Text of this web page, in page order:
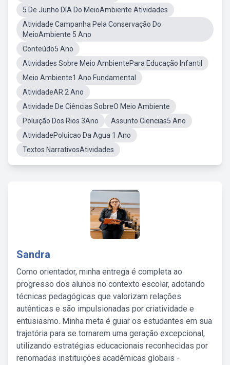
5 De Junho DIA Do MeioAmbiente Atividades
Atividade Campanha Pela Conservação Do
MeioAmbiente 5 Ano
Conteúdo5 Ano
Atividades Sobre Meio AmbientePara Educação Infantil
Meio Ambiente1 Ano Fundamental
AtividadeAR 2 Ano
Atividade De Ciências SobreO Meio Ambiente
Poluição Dos Rios 3Ano
Assunto Ciencias5 Ano
AtividadePoluicao Da Agua 1 Ano
Textos NarrativosAtividades
Sandra
Como orientador, minha entrega é completa ao
progresso dos alunos no contexto escolar, adotando
técnicas pedagógicas que valorizam relações
autênticas e são impulsionadas por criatividade e
entusiasmo. Minha meta é guiar os estudantes em sua
trajetória para se tornarem uma geração excepcional,
utilizando estratégias educacionais reconhecidas por
renomadas instituições acadêmicas globais -